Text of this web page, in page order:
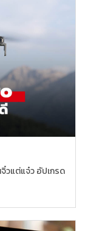
วแต่แจ๋ว อัปเกรด